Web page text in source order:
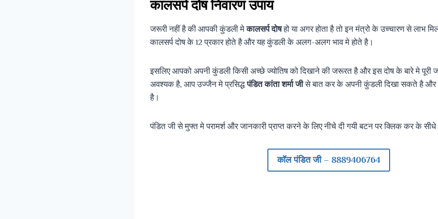
कालसर्प दोष निवारण उपाय
जरूरी नहीं है की आपकी कुंडली मेकालसर्प दोषहो या अगर होता है तो इन मंत्रो के उच्चारण से लाभ
कालसर्प दोष के 12 प्रकार होते है और यह कुंडली के अलग-अलग भाव मे होते है।
इसलिए आपको अपनी कुंडली किसी अच्छे ज्योतिष को दिखाने की जरूरत है और इस दोष के बारे मे पूरी
अवश्यक है, आप उज्जैन मे प्रसिद्धपंडित कांता शर्मा जीसे बात कर के अपनी कुंडली दिखा सकते है और
है।
पंडित जी से मुफ्त मे परामर्श और जानकारी प्राप्त करने के लिए नीचे दी गयी बटन पर क्लिक कर के
कॉल पंडित जी – 8889406764